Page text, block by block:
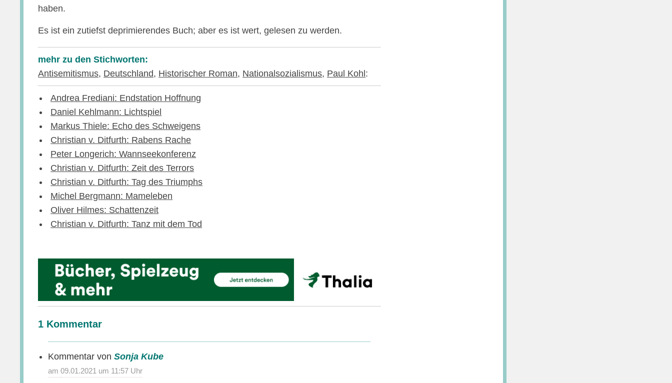
haben.
Es ist ein zutiefst deprimierendes Buch; aber es ist wert, gelesen zu werden.
mehr zu den Stichworten:
Antisemitismus, Deutschland, Historischer Roman, Nationalsozialismus, Paul Kohl :
Andrea Frediani: Endstation Hoffnung
Daniel Kehlmann: Lichtspiel
Markus Thiele: Echo des Schweigens
Christian v. Ditfurth: Rabens Rache
Peter Longerich: Wannseekonferenz
Christian v. Ditfurth: Zeit des Terrors
Christian v. Ditfurth: Tag des Triumphs
Michel Bergmann: Mameleben
Oliver Hilmes: Schattenzeit
Christian v. Ditfurth: Tanz mit dem Tod
1 Kommentar
Sonja Kube
09.01.2021 um 11:57 Uhr